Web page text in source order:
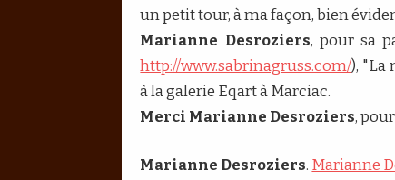
un petit tour, à ma façon, bien
Marianne Desroziers, pour sa
http://www.sabrinagruss.com/), "La
à la galerie Eqart à Marciac.
Merci Marianne Desroziers,
Marianne Desroziers. Marianne